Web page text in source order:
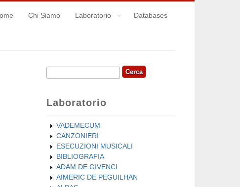
Chi Siamo Laboratorio Databases
Form di ricerca
Cerca
Laboratorio
VADEMECUM
CANZONIERI
ESECUZIONI MUSICALI
BIBLIOGRAFIA
ADAM DE GIVENCI
AIMERIC DE PEGUILHAN